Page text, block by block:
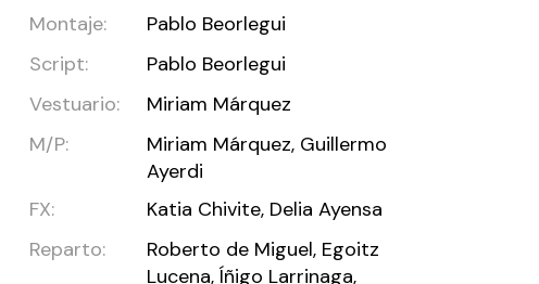
Montaje:
Pablo Beorlegui
Script:
Pablo Beorlegui
Vestuario:
Miriam Márquez
M/P:
Miriam Márquez, Guillermo
Ayerdi
FX:
Katia Chivite, Delia Ayensa
Reparto:
Roberto de Miguel, Egoitz
Lucena, Íñigo Larrinaga,